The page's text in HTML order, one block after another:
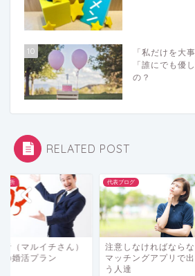
10
「私だけを大
「誰にでも優
の？
RELATED POST
談所
者（マルイチさん）
の婚活プラン
代表ブログ
注意しなければなら
マッチングアプリで
う人達